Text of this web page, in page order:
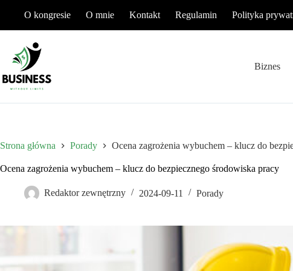
O kongresie O mnie Kontakt Regulamin Polityka
Biznes
Strona główna Porady Ocena zagrożenia wybuchem – klucz do
Ocena zagrożenia wybuchem – klucz do bezpiecznego środowiska pracy
Redaktor zewnętrzny 2024-09-11 Porady